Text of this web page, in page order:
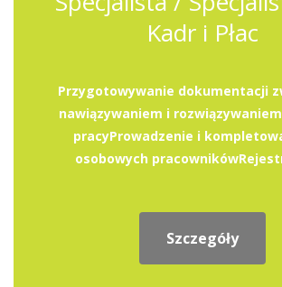
Kadr i Płac
Przygotowywanie dokumentacji
nawiązywaniem i
pracyProwadzenie i
osobowych
Szczegóły